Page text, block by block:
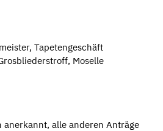
Tapetengeschäft
Moselle
anerkannt, alle anderen Anträge